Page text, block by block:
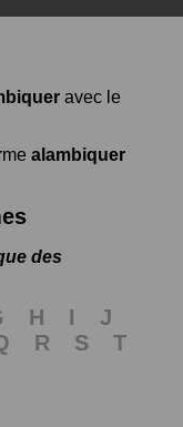
avec le
alambiquer
des
H I
J
R S
T